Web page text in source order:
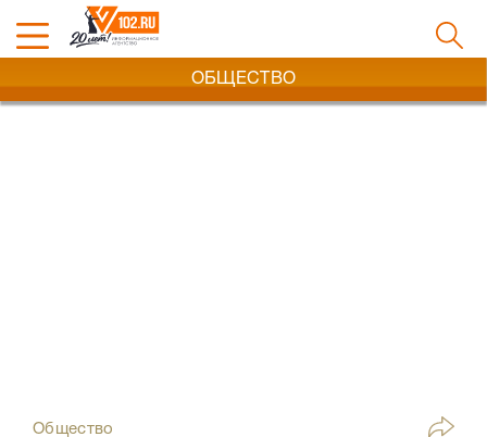
ОБЩЕСТВО
Общество